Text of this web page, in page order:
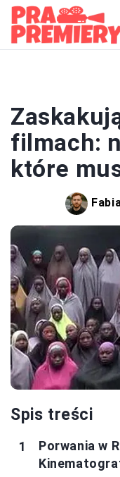
filmach:
które
Spis treści
Porwania w